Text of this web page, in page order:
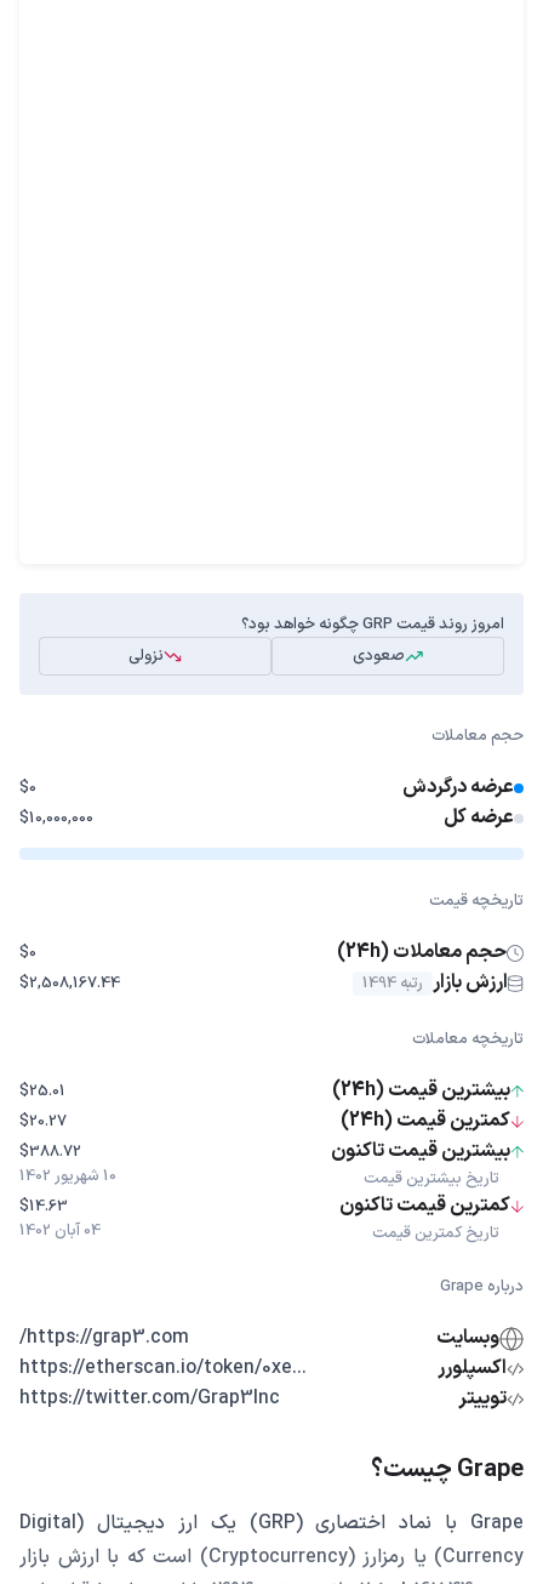
امروز روند قیمت GRP چگونه خواهد بود؟
صعودی
نزولی
حجم معاملات
عرضه درگردش $0
عرضه کل $10,000,000
تاریخچه قیمت
حجم معاملات (24h) $0
ارزش بازار رتبه 1494 $2,508,167.44
تاریخچه معاملات
بیشترین قیمت (24h) $25.01
کمترین قیمت (24h) $20.27
بیشترین قیمت تاکنون
تاریخ بیشترین قیمت
$388.72
10 شهریور 1402
کمترین قیمت تاکنون
تاریخ کمترین قیمت
$14.63
04 آبان 1402
درباره Grape
وبسایت
https://grap3.com/
اکسپلورر
...https://etherscan.io/token/0xe
توییتر
https://twitter.com/Grap3Inc
Grape چیست؟
Grape با نماد اختصاری (GRP) یک ارز دیجیتال (Digital
Currency) یا رمزارز (Cryptocurrency) است که با ارزش بازار